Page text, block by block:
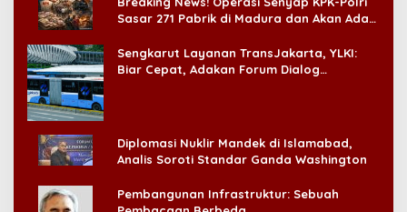
Kehilangan Diri Sendiri!